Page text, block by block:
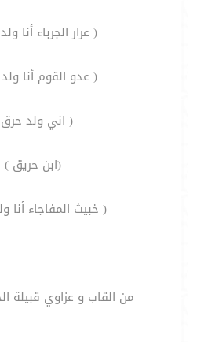
( عرار الجرباء أنا
( عدو القوم أنا
( اني ولد
(ابن حريق )
( خبيث المفاجاء أنا
من القاب و عزاوي قبيلة